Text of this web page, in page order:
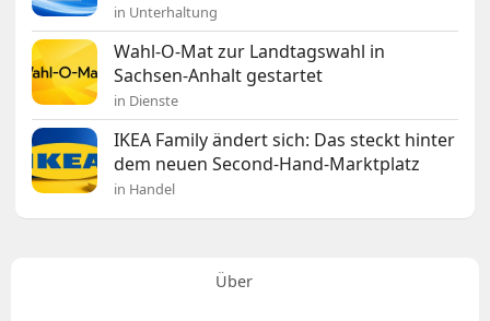
in Unterhaltung
Wahl-O-Mat zur Landtagswahl in
Sachsen-Anhalt gestartet
in Dienste
IKEA Family ändert sich: Das steckt hinter
dem neuen Second-Hand-Marktplatz
in Handel
Über